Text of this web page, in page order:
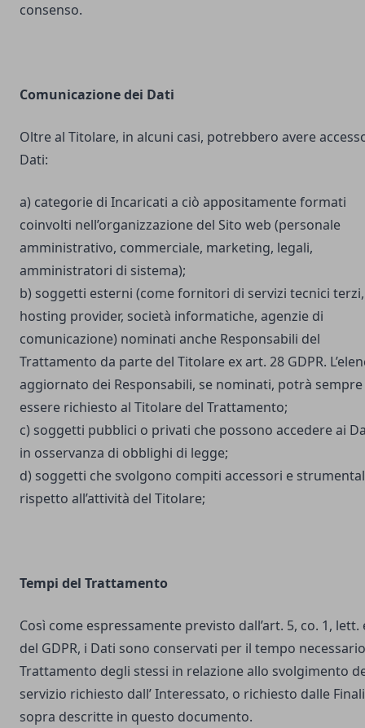
consenso.
Comunicazione dei Dati
Oltre al Titolare, in alcuni casi, potrebbero avere
Dati:
a) categorie di Incaricati a ciò appositamente formati
coinvolti nell’organizzazione del Sito web (personale
amministrativo, commerciale, marketing, legali,
amministratori di sistema);
b) soggetti esterni (come fornitori di servizi tecnici terzi,
hosting provider, società informatiche, agenzie di
comunicazione) nominati anche Responsabili del
Trattamento da parte del Titolare ex art. 28 GDPR.
aggiornato dei Responsabili, se nominati, potrà sempre
essere richiesto al Titolare del Trattamento;
c) soggetti pubblici o privati che possono accedere ai
in osservanza di obblighi di legge;
d) soggetti che svolgono compiti accessori e
rispetto all’attività del Titolare;
Tempi del Trattamento
Così come espressamente previsto dall’art. 5, co. 1, lett.
del GDPR, i Dati sono conservati per il tempo
Trattamento degli stessi in relazione allo svolgimento
servizio richiesto dall’ Interessato, o richiesto dalle
sopra descritte in questo documento.